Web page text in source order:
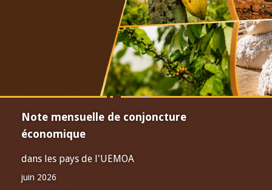
Note mensuelle de conjoncture
économique
dans les pays de l'UEMOA
juin 2026